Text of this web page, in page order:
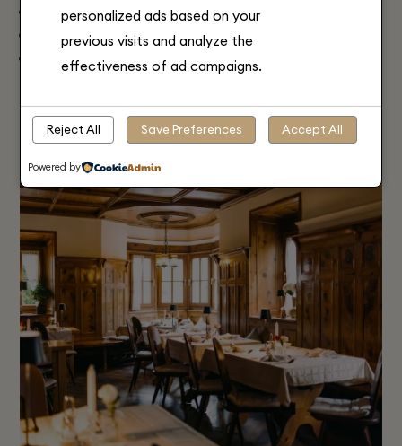
Warme Küche zu Mittag & am Abend
Regionale Produkte, hausgemachte Klassiker
Gemütliche Stuben & Weinkeller
ZUR TRAUBE-WEBSITE +43 5335 20066
personalized ads based on your
previous visits and analyze the
effectiveness of ad campaigns.
Reject All Save Preferences Accept All
Powered by